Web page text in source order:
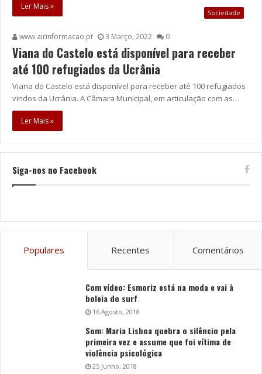
Ler Mais »
Sociedade
www.airinformacao.pt 3 Março, 2022 0
Viana do Castelo está disponível para receber
até 100 refugiados da Ucrânia
Viana do Castelo está disponível para receber até 100 refugiados
vindos da Ucrânia. A Câmara Municipal, em articulação com as…
Ler Mais »
Siga-nos no Facebook
Populares Recentes Comentários
Com vídeo: Esmoriz está na moda e vai à
boleia do surf
16 Agosto, 2018
Som: Maria Lisboa quebra o silêncio pela
primeira vez e assume que foi vítima de
violência psicológica
25 Junho, 2018